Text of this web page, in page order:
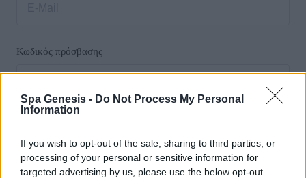
Spa Genesis - Do Not Process My Personal
Information
If you wish to opt-out of the sale, sharing to third parties, or
processing of your personal or sensitive information for
targeted advertising by us, please use the below opt-out
Κωδικός πρόσβασης
Επιβεβαίωση κωδικού πρόσβασης